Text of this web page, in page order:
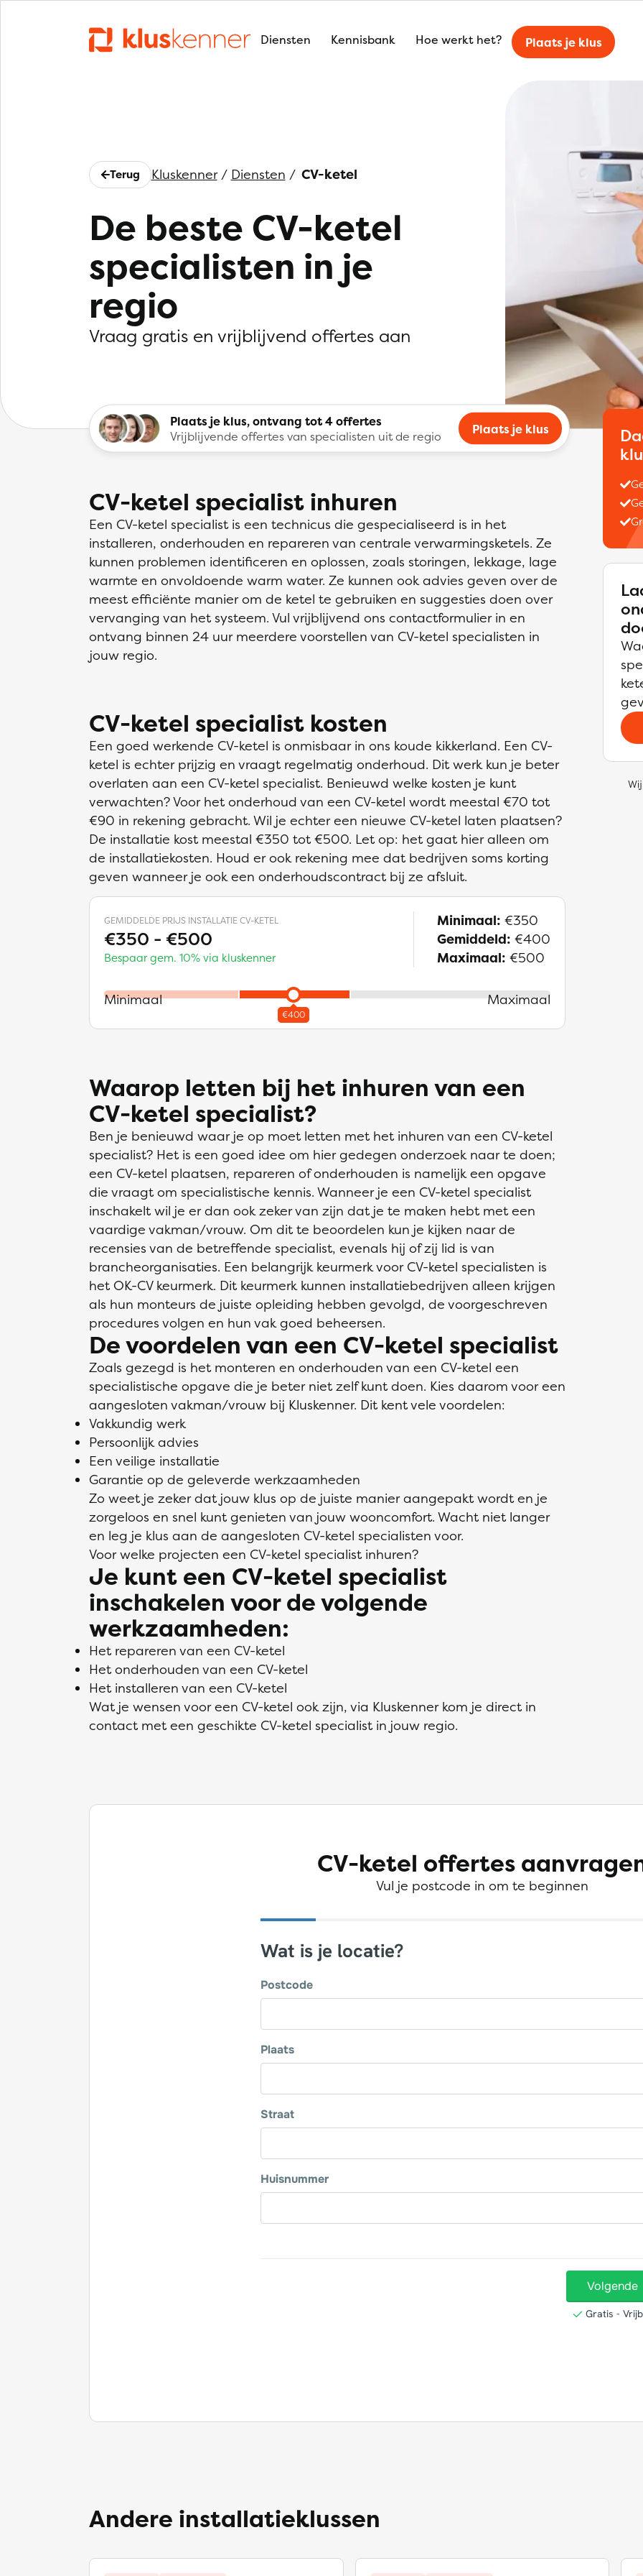
Diensten Kennisbank Hoe werkt het? Plaats je klus
Terug Kluskenner/ Diensten / CV-ketel
De beste CV-ketel
specialisten in je
regio
Vraag gratis en vrijblijvend offertes aan
Plaats je klus, ontvang tot 4 offertes
Vrijblijvende offertes van specialisten uit de regio
Plaats je klus
CV-ketel specialist inhuren
Een CV-ketel specialist is een technicus die gespecialiseerd is in het
installeren, onderhouden en repareren van centrale verwarmingsketels. Ze
kunnen problemen identificeren en oplossen, zoals storingen, lekkage, lage
warmte en onvoldoende warm water. Ze kunnen ook advies geven over de
meest efficiënte manier om de ketel te gebruiken en suggesties doen over
vervanging van het systeem. Vul vrijblijvend ons contactformulier in en
ontvang binnen 24 uur meerdere voorstellen van CV-ketel specialisten in
jouw regio.
CV-ketel specialist kosten
Een goed werkende CV-ketel is onmisbaar in ons koude kikkerland. Een CV-
ketel is echter prijzig en vraagt regelmatig onderhoud. Dit werk kun je beter
overlaten aan een CV-ketel specialist. Benieuwd welke kosten je kunt
verwachten? Voor het onderhoud van een CV-ketel wordt meestal €70 tot
€90 in rekening gebracht. Wil je echter een nieuwe CV-ketel laten plaatsen?
De installatie kost meestal €350 tot €500. Let op: het gaat hier alleen om
de installatiekosten. Houd er ook rekening mee dat bedrijven soms korting
geven wanneer je ook een onderhoudscontract bij ze afsluit.
GEMIDDELDE PRIJS INSTALLATIE CV-KETEL
€350 - €500
Bespaar gem. 10% via kluskenner
Minimaal: €350
Gemiddeld: €400
Maximaal: €500
Minimaal Maximaal
Waarop letten bij het inhuren van een
CV-ketel specialist?
Ben je benieuwd waar je op moet letten met het inhuren van een CV-ketel
specialist? Het is een goed idee om hier gedegen onderzoek naar te doen;
een CV-ketel plaatsen, repareren of onderhouden is namelijk een opgave
die vraagt om specialistische kennis. Wanneer je een CV-ketel specialist
inschakelt wil je er dan ook zeker van zijn dat je te maken hebt met een
vaardige vakman/vrouw. Om dit te beoordelen kun je kijken naar de
recensies van de betreffende specialist, evenals hij of zij lid is van
brancheorganisaties. Een belangrijk keurmerk voor CV-ketel specialisten is
het OK-CV keurmerk. Dit keurmerk kunnen installatiebedrijven alleen krijgen
als hun monteurs de juiste opleiding hebben gevolgd, de voorgeschreven
procedures volgen en hun vak goed beheersen.
De voordelen van een CV-ketel specialist
Zoals gezegd is het monteren en onderhouden van een CV-ketel een
specialistische opgave die je beter niet zelf kunt doen. Kies daarom voor een
aangesloten vakman/vrouw bij Kluskenner. Dit kent vele voordelen:
Vakkundig werk
Persoonlijk advies
Een veilige installatie
Garantie op de geleverde werkzaamheden
Zo weet je zeker dat jouw klus op de juiste manier aangepakt wordt en je
zorgeloos en snel kunt genieten van jouw wooncomfort. Wacht niet langer
en leg je klus aan de aangesloten CV-ketel specialisten voor.
Voor welke projecten een CV-ketel specialist inhuren?
Je kunt een CV-ketel specialist
inschakelen voor de volgende
werkzaamheden:
Het repareren van een CV-ketel
Het onderhouden van een CV-ketel
Het installeren van een CV-ketel
Wat je wensen voor een CV-ketel ook zijn, via Kluskenner kom je direct in
contact met een geschikte CV-ketel specialist in jouw regio.
CV-ketel offertes
Vul je postcode in om te beginnen
Andere installatieklussen